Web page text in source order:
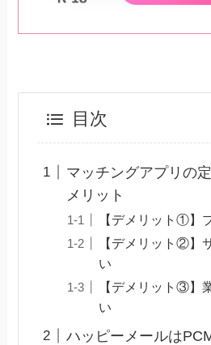
目次
マッチングアプリの
メリット
【デメリット①】
【デメリット②】
い
【デメリット③】
い
ハッピーメールは